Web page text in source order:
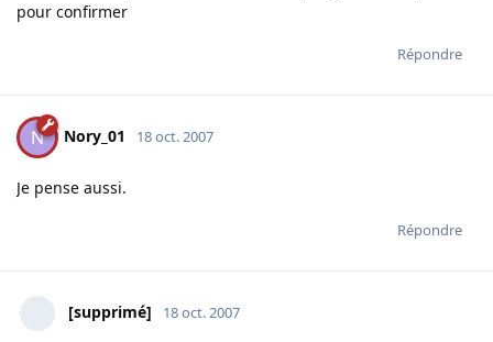
pour confirmer
Répondre
N Nory_01 18 oct. 2007
Je pense aussi.
Répondre
[supprimé] 18 oct. 2007